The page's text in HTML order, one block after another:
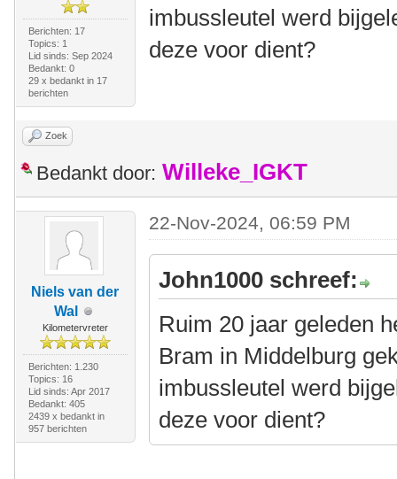
Berichten: 17
Topics: 1
Lid sinds: Sep 2024
Bedankt: 0
29 x bedankt in 17
berichten
imbussleutel werd
deze voor dient?
Zoek
Bedankt door: Willeke_IGKT
Niels van der
Wal
Kilometervreter
Berichten: 1.230
Topics: 16
Lid sinds: Apr 2017
Bedankt: 405
2439 x bedankt in
957 berichten
22-Nov-2024, 06:59 PM
John1000 schreef:
Ruim 20 jaar geleden
Bram in Middelburg
imbussleutel werd
deze voor dient?